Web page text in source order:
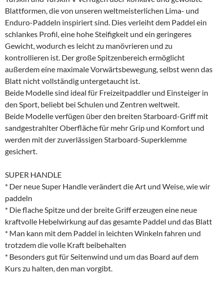
Blattformen, die von unseren weltmeisterlichen Lima- und
Enduro-Paddeln inspiriert sind. Dies verleiht dem Paddel ein
schlankes Profil, eine hohe Steifigkeit und ein geringeres
Gewicht, wodurch es leicht zu manövrieren und zu
kontrollieren ist. Der große Spitzenbereich ermöglicht
außerdem eine maximale Vorwärtsbewegung, selbst wenn das
Blatt nicht vollständig untergetaucht ist.
Beide Modelle sind ideal für Freizeitpaddler und Einsteiger in
den Sport, beliebt bei Schulen und Zentren weltweit.
Beide Modelle verfügen über den breiten Starboard-Griff mit
sandgestrahlter Oberfläche für mehr Grip und Komfort und
werden mit der zuverlässigen Starboard-Superklemme
gesichert.
SUPER HANDLE
* Der neue Super Handle verändert die Art und Weise, wie wir
paddeln
* Die flache Spitze und der breite Griff erzeugen eine neue
kraftvolle Hebelwirkung auf das gesamte Paddel und das Blatt
* Man kann mit dem Paddel in leichten Winkeln fahren und
trotzdem die volle Kraft beibehalten
* Besonders gut für Seitenwind und um das Board auf dem
Kurs zu halten, den man vorgibt.